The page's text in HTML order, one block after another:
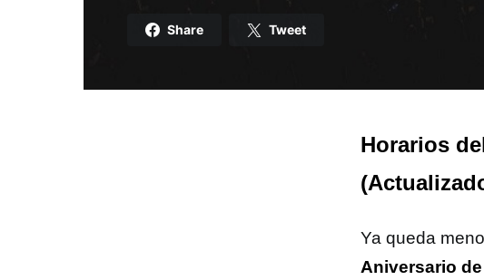
Share Tweet
Horarios
Ya queda
Aniversario